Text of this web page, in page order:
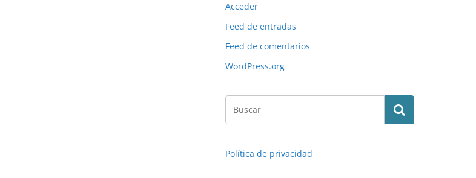
Acceder
Feed de entradas
Feed de comentarios
WordPress.org
Política de privacidad